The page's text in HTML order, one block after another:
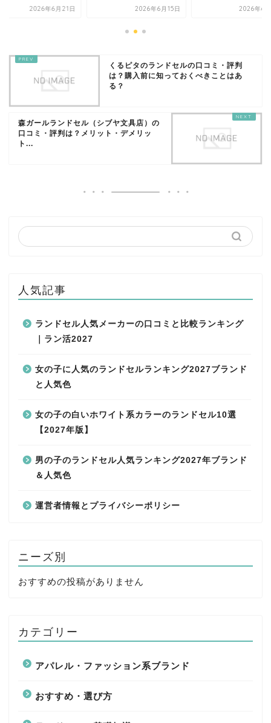
2026年6月21日 2026年6月15日 2026年6
くるピタのランドセルの口コミ・評判
は？購入前に知っておくべきことはあ
る？
森ガールランドセル（シブヤ文具店）の
口コミ・評判は？メリット・デメリッ
ト...
人気記事
ランドセル人気メーカーの口コミと比較ランキング
｜ラン活2027
女の子に人気のランドセルランキング2027ブランド
と人気色
女の子の白いホワイト系カラーのランドセル10選
【2027年版】
男の子のランドセル人気ランキング2027年ブランド
＆人気色
運営者情報とプライバシーポリシー
ニーズ別
おすすめの投稿がありません
カテゴリー
アパレル・ファッション系ブランド
おすすめ・選び方